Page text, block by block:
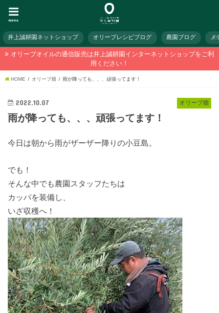
menu
井上誠耕園ネットショップ オリーブレシピブログ 農園ブログ メ
オリーブオイルの通信販売は井上誠耕園インターネットショップをご利
用ください！
HOME オリーブ畑 雨が降っても、、、頑張ってます！
オリーブ畑
2022.10.07
雨が降っても、、、頑張ってます！
今日は朝から雨がザーザー降りの小豆島。
でも！
そんな中でも農園スタッフたちは
カッパを装備し、
いざ収穫へ！